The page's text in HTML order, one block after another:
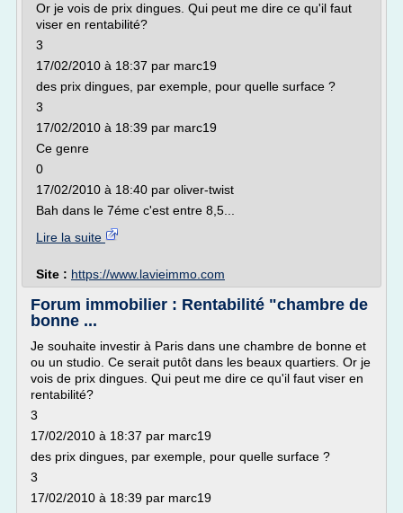
Or je vois de prix dingues. Qui peut me dire ce qu'il faut
viser en rentabilité?
3
17/02/2010 à 18:37 par marc19
des prix dingues, par exemple, pour quelle surface ?
3
17/02/2010 à 18:39 par marc19
Ce genre
0
17/02/2010 à 18:40 par oliver-twist
Bah dans le 7éme c'est entre 8,5...
Lire la suite
Site : https://www.lavieimmo.com
Forum immobilier : Rentabilité "chambre de
bonne ...
Je souhaite investir à Paris dans une chambre de bonne et
ou un studio. Ce serait putôt dans les beaux quartiers. Or je
vois de prix dingues. Qui peut me dire ce qu'il faut viser en
rentabilité?
3
17/02/2010 à 18:37 par marc19
des prix dingues, par exemple, pour quelle surface ?
3
17/02/2010 à 18:39 par marc19